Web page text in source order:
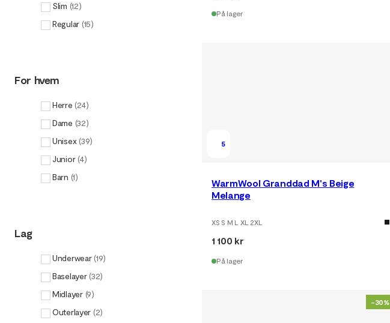
Slim (12)
Regular (15)
For hvem
Herre (24)
Dame (32)
Unisex (39)
Junior (4)
Barn (1)
Lag
Underwear (19)
Baselayer (32)
Midlayer (9)
Outerlayer (2)
På lager
5
WarmWool Granddad M's Beige
Melange
XS S M L XL 2XL
1 100 kr
På lager
-30%